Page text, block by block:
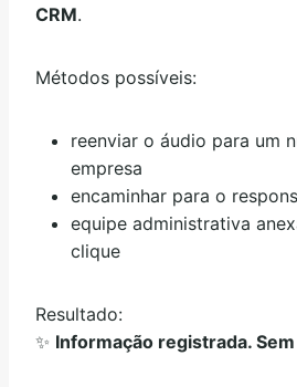
CRM.
Métodos possíveis:
reenviar o áudio para um
empresa
encaminhar para o
equipe administrativa
clique
Resultado:
✨ Informação registrada.